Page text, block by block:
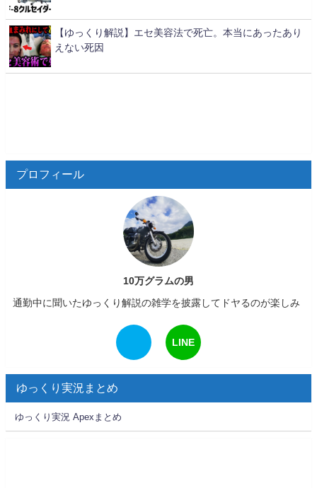
【ゆっくり解説】エセ美容法で死亡。本当にあったあり
えない死因
プロフィール
10万グラムの男
通勤中に聞いたゆっくり解説の雑学を披露してドヤるのが楽しみ
LINE
ゆっくり実況まとめ
ゆっくり実況 Apexまとめ